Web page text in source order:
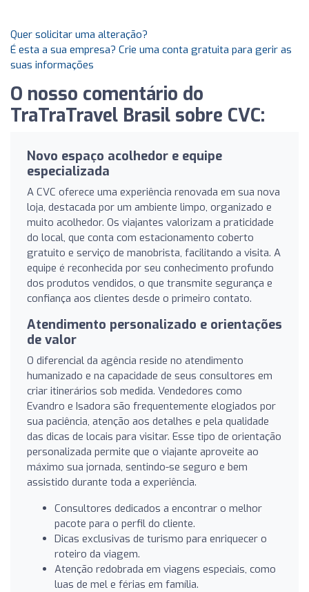
Quer solicitar uma alteração?
É esta a sua empresa? Crie uma conta gratuita para gerir as
suas informações
O nosso comentário do
TraTraTravel Brasil sobre CVC:
Novo espaço acolhedor e equipe
especializada
A CVC oferece uma experiência renovada em sua nova
loja, destacada por um ambiente limpo, organizado e
muito acolhedor. Os viajantes valorizam a praticidade
do local, que conta com estacionamento coberto
gratuito e serviço de manobrista, facilitando a visita. A
equipe é reconhecida por seu conhecimento profundo
dos produtos vendidos, o que transmite segurança e
confiança aos clientes desde o primeiro contato.
Atendimento personalizado e orientações
de valor
O diferencial da agência reside no atendimento
humanizado e na capacidade de seus consultores em
criar itinerários sob medida. Vendedores como
Evandro e Isadora são frequentemente elogiados por
sua paciência, atenção aos detalhes e pela qualidade
das dicas de locais para visitar. Esse tipo de orientação
personalizada permite que o viajante aproveite ao
máximo sua jornada, sentindo-se seguro e bem
assistido durante toda a experiência.
Consultores dedicados a encontrar o melhor
pacote para o perfil do cliente.
Dicas exclusivas de turismo para enriquecer o
roteiro da viagem.
Atenção redobrada em viagens especiais, como
luas de mel e férias em família.